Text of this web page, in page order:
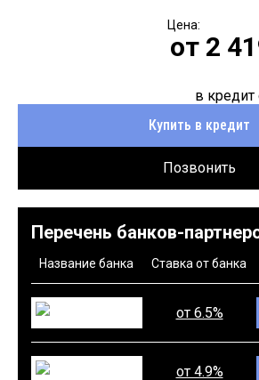
от 2
в кредит
Купить в кредит
Позвонить
Перечень банков-
Название банка Ставка от банка
от 6.5%
от 4.9%